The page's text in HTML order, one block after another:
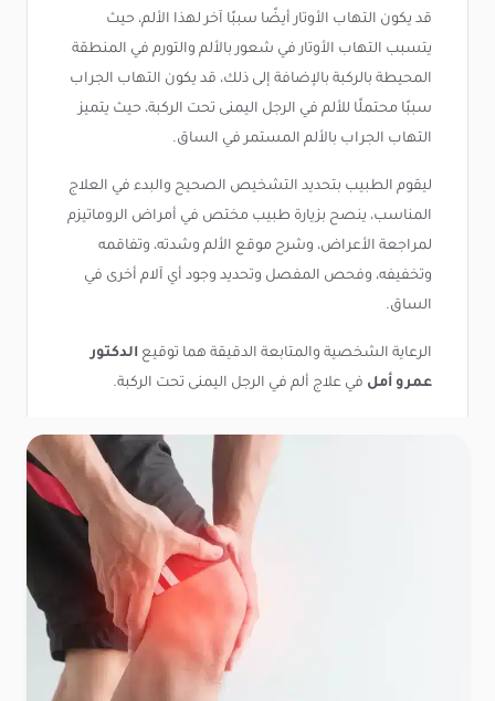
قد يكون التهاب الأوتار أيضًا سببًا آخر لهذا الألم، حيث
يتسبب التهاب الأوتار في شعور بالألم والتورم في المنطقة
المحيطة بالركبة بالإضافة إلى ذلك، قد يكون التهاب الجراب
سببًا محتملًا للألم في الرجل اليمنى تحت الركبة، حيث يتميز
التهاب الجراب بالألم المستمر في الساق.
ليقوم الطبيب بتحديد التشخيص الصحيح والبدء في العلاج
المناسب، ينصح بزيارة طبيب مختص في أمراض الروماتيزم
لمراجعة الأعراض، وشرح موقع الألم وشدته، وتفاقمه
وتخفيفه، وفحص المفصل وتحديد وجود أي آلام أخرى في
الساق.
الرعاية الشخصية والمتابعة الدقيقة هما توقيع الدكتور
عمرو أمل في علاج ألم في الرجل اليمنى تحت الركبة.